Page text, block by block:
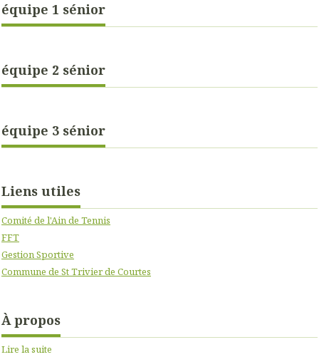
équipe 1 sénior
équipe 2 sénior
équipe 3 sénior
Liens utiles
Comité de l'Ain de Tennis
FFT
Gestion Sportive
Commune de St Trivier de Courtes
À propos
Lire la suite